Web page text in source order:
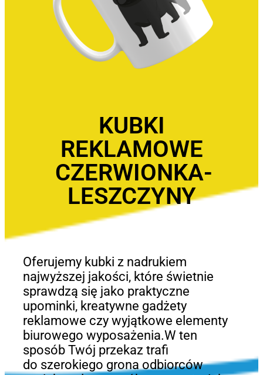
KUBKI
REKLAMOWE
CZERWIONKA-
LESZCZYNY
Oferujemy kubki z nadrukiem
najwyższej jakości, które świetnie
sprawdzą się jako praktyczne
upominki, kreatywne gadżety
reklamowe czy wyjątkowe elementy
biurowego wyposażenia.W ten
sposób Twój przekaz trafi
do szerokiego grona odbiorców